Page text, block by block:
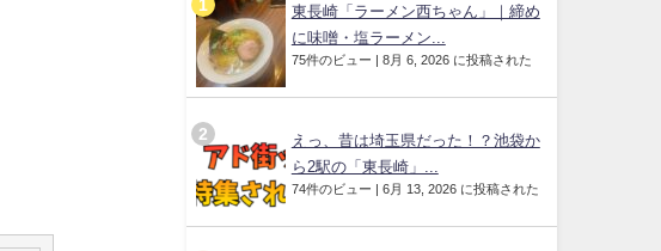
東長崎「ラーメン西ちゃん」｜締め
に味噌・塩ラーメン...
75件のビュー | 8月 6, 2026 に投稿された
えっ、昔は埼玉県だった！？池袋か
ら2駅の「東長崎」...
74件のビュー | 6月 13, 2026 に投稿された